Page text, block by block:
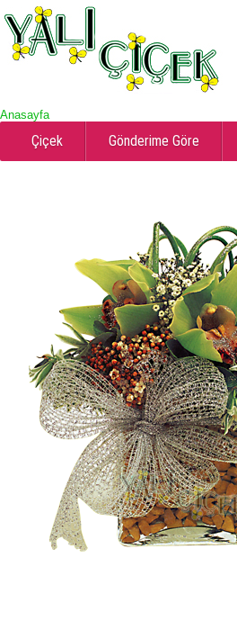
Anasayfa
Çiçek Gönderime Göre